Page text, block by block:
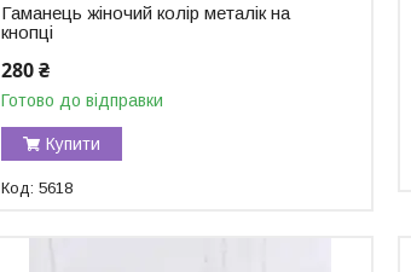
Гаманець жіночий колір металік на
кнопці
280 ₴
Готово до відправки
Купити
5618